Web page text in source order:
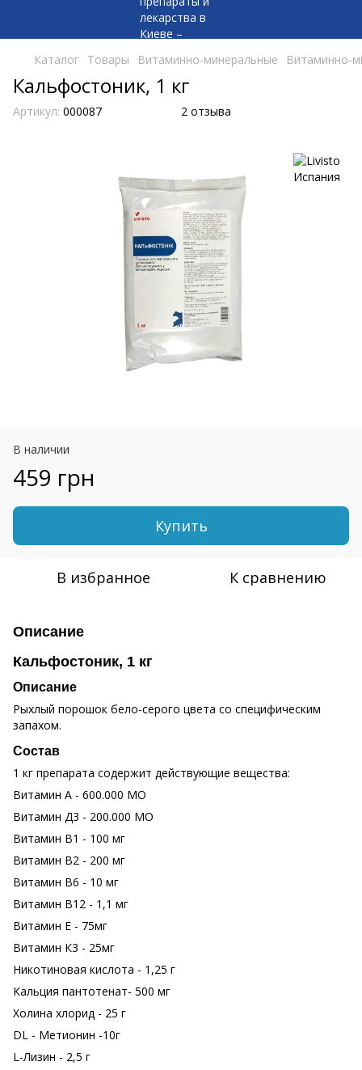
Каталог Товары Витаминно-минеральные Витаминно-
Кальфостоник, 1 кг
Артикул: 000087 2 отзыва
В наличии
459 грн
Купить
В избранное К сравнению
Описание
Кальфостоник, 1 кг
Описание
Рыхлый порошок бело-серого цвета со специфическим
запахом.
Состав
1 кг препарата содержит действующие вещества:
Витамин А - 600.000 МО
Витамин Д3 - 200.000 МО
Витамин В1 - 100 мг
Витамин В2 - 200 мг
Витамин В6 - 10 мг
Витамин В12 - 1,1 мг
Витамин Е - 75мг
Витамин К3 - 25мг
Никотиновая кислота - 1,25 г
Кальция пантотенат- 500 мг
Холина хлорид - 25 г
DL - Метионин -10г
L-Лизин - 2,5 г